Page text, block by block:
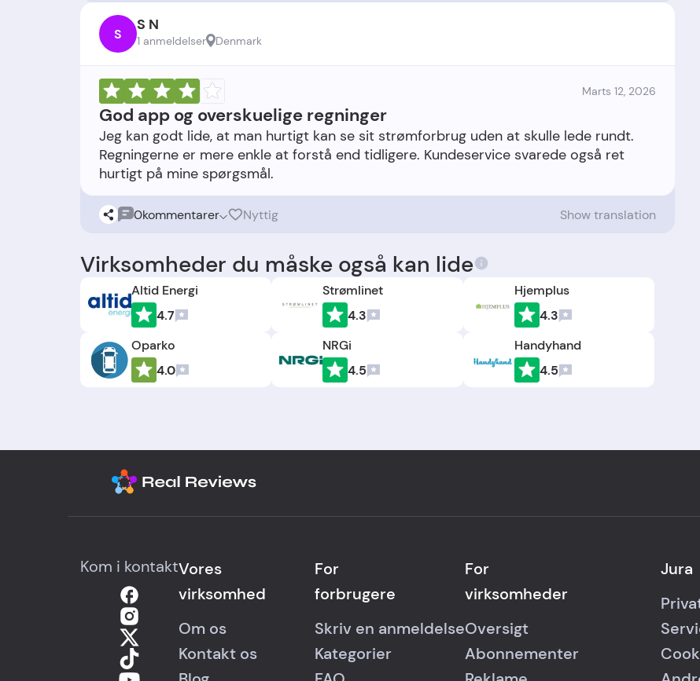
S S N
1 anmeldelser Denmark
Marts 12, 2026
God app og overskuelige regninger
Jeg kan godt lide, at man hurtigt kan se sit strømforbrug uden at skulle lede rundt.
Regningerne er mere enkle at forstå end tidligere. Kundeservice svarede også ret
0kommentarer Nyttig Show translation
Virksomheder du måske også kan lide
Altid Energi
4.7
Strømlinet
4.3
Hjemplus
4.3
Oparko
4.0
NRGi
4.5
Handyhand
4.5
Kom i kontaktVores
virksomhed
Om os
Kontakt os
For
forbrugere
Skriv en anmeldelse
Kategorier
For
virksomheder
Oversigt
Abonnementer
Jura